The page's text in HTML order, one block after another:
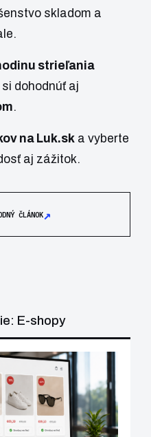
skladom a
strieľania
dohodnúť aj
.
na Luk.sk a vyberte
aj zážitok.
ČLÁNOK↗
E-shopy